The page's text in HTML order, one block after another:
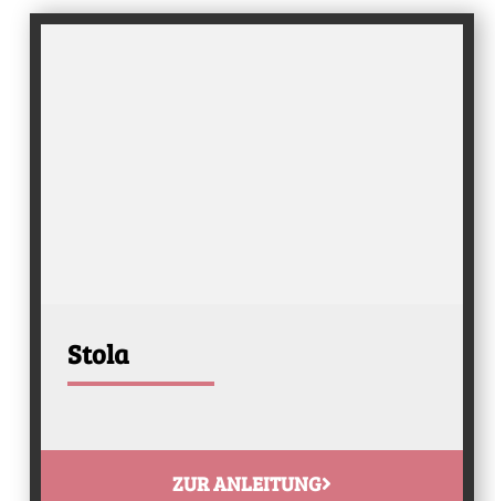
Stola
ZUR ANLEITUNG